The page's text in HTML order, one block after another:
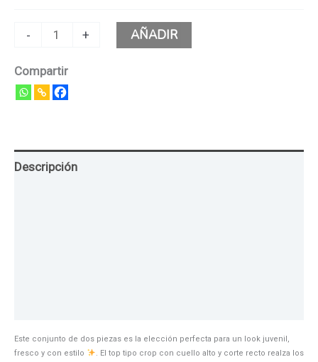
- + AÑADIR
Compartir
Descripción
Este conjunto de dos piezas es la elección perfecta para un look juvenil,
fresco y con estilo
. El top tipo crop con cuello alto y corte recto realza los